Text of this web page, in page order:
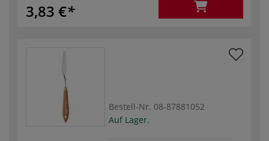
3,83 €
Bestell-Nr. 08-87881052
Auf Lager.